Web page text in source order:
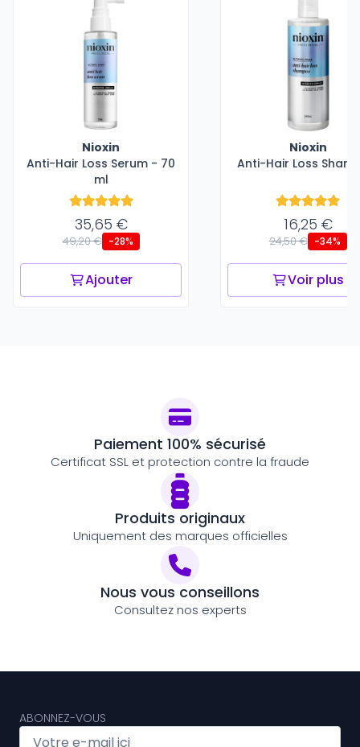
Nioxin
Anti-Hair Loss Serum - 70
ml
35,65 €
49,20 € -28%
Ajouter
Nioxin
Anti-Hair Loss
16,25 €
24,50 € -34%
Voir plus
Paiement 100% sécurisé
Certificat SSL et protection contre la fraude
Produits originaux
Uniquement des marques officielles
Nous vous conseillons
Consultez nos experts
ABONNEZ-VOUS